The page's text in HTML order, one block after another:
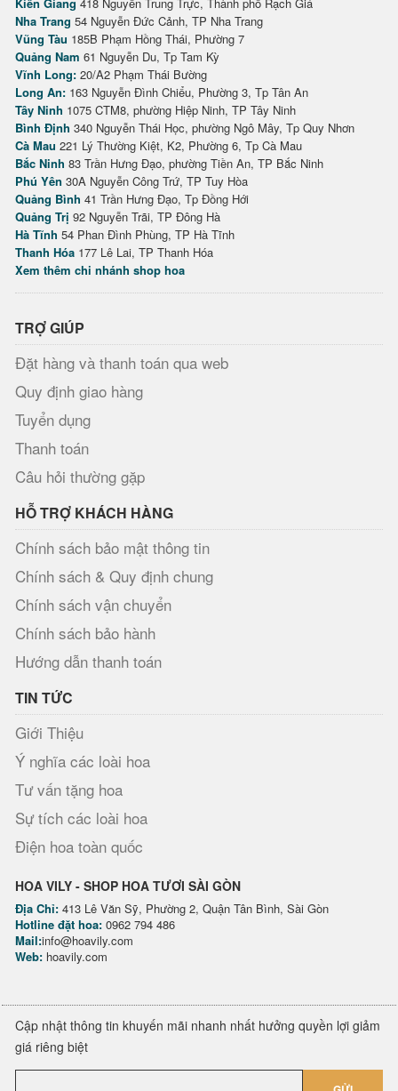
Nha Trang 54 Nguyễn Đức Cảnh, TP Nha Trang
Vũng Tàu 185B Phạm Hồng Thái, Phường 7
Quảng Nam 61 Nguyễn Du, Tp Tam Kỳ
Vĩnh Long: 20/A2 Phạm Thái Bường
Long An: 163 Nguyễn Đình Chiểu, Phường 3, Tp Tân An
Tây Ninh 1075 CTM8, phường Hiệp Ninh, TP Tây Ninh
Bình Định 340 Nguyễn Thái Học, phường Ngô Mây, Tp Quy Nhơn
Cà Mau 221 Lý Thường Kiệt, K2, Phường 6, Tp Cà Mau
Bắc Ninh 83 Trần Hưng Đạo, phường Tiền An, TP Bắc Ninh
Phú Yên 30A Nguyễn Công Trứ, TP Tuy Hòa
Quảng Bình 41 Trần Hưng Đạo, Tp Đồng Hới
Quảng Trị 92 Nguyễn Trãi, TP Đông Hà
Hà Tĩnh 54 Phan Đình Phùng, TP Hà Tĩnh
Thanh Hóa 177 Lê Lai, TP Thanh Hóa
Xem thêm chi nhánh shop hoa
TRỢ GIÚP
Đặt hàng và thanh toán qua web
Quy định giao hàng
Tuyển dụng
Thanh toán
Câu hỏi thường gặp
HỖ TRỢ KHÁCH HÀNG
Chính sách bảo mật thông tin
Chính sách & Quy định chung
Chính sách vận chuyển
Chính sách bảo hành
Hướng dẫn thanh toán
TIN TỨC
Giới Thiệu
Ý nghĩa các loài hoa
Tư vấn tặng hoa
Sự tích các loài hoa
Điện hoa toàn quốc
HOA VILY - SHOP HOA TƯƠI SÀI GÒN
Địa Chỉ: 413 Lê Văn Sỹ, Phường 2, Quận Tân Bình, Sài Gòn
Hotline đặt hoa: 0962 794 486
Mail:info@hoavily.com
Web: hoavily.com
Cập nhật thông tin khuyến mãi nhanh nhất hưởng quyền lợi giảm
giá riêng biệt